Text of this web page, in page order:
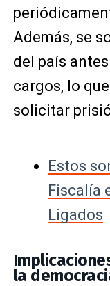
Además, se
del país
cargos, lo
solicitar
Estos
Fiscalía
Ligados
la